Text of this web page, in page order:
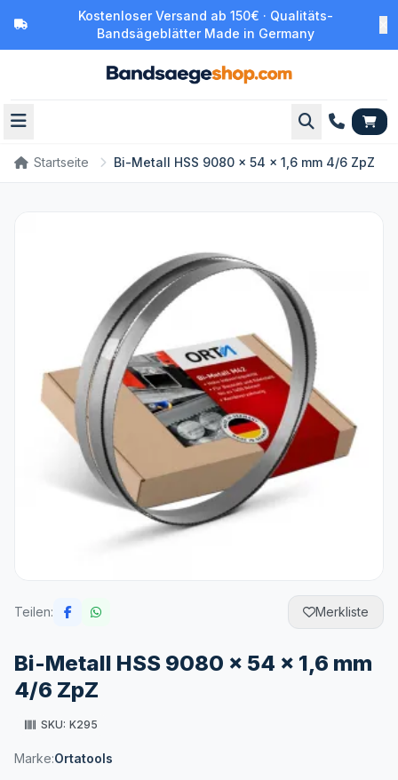
Kostenloser Versand ab 150€ · Qualitäts-
Bandsägeblätter Made in Germany
Startseite Bi-Metall HSS 9080 x 54 x 1,6 mm 4/6 ZpZ
Teilen: Merkliste
Bi-Metall HSS 9080 x 54 x 1,6 mm
4/6 ZpZ
SKU: K295
Marke:Ortatools